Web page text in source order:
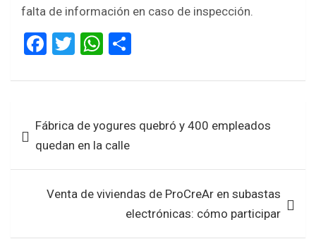
falta de información en caso de inspección.
F
ce
o
o
k
T
tt
W
at
A
p
p
ar
de
entradas
Fábrica de yogures quebró y 400 empleados
quedan en la calle
Venta de viviendas de ProCreAr en subastas
electrónicas: cómo participar